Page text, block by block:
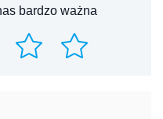
bardzo ważna